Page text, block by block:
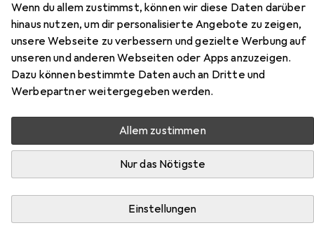
Wenn du allem zustimmst, können wir diese Daten darüber
hinaus nutzen, um dir personalisierte Angebote zu zeigen,
unsere Webseite zu verbessern und gezielte Werbung auf
unseren und anderen Webseiten oder Apps anzuzeigen.
Dazu können bestimmte Daten auch an Dritte und
Werbepartner weitergegeben werden.
Allem zustimmen
Nur das Nötigste
Einstellungen
Hier findest du passendes Zubehör zum Produkt MSV
Cheyenne aus den Kategorien Zubehör Bügeln +
Wäschepflege und Kleiderbügel.
Beliebt Zubehör Bügeln + Wäschepflege
Relevanz